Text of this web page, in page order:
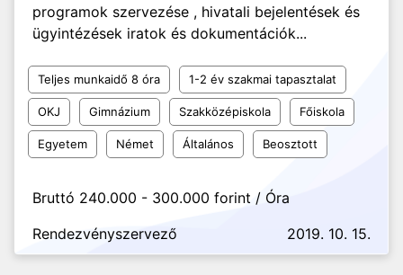
programok szervezése , hivatali bejelentések és
ügyintézések iratok és dokumentációk...
Teljes munkaidő 8 óra 1-2 év szakmai tapasztalat
OKJ Gimnázium Szakközépiskola Főiskola
Egyetem Német Általános Beosztott
Bruttó 240.000 - 300.000 forint / Óra
Rendezvényszervező
2019. 10. 15.